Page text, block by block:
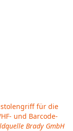
für die
und Barcode-
Brady GmbH